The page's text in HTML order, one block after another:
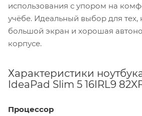
использования с упором на
учёбе. Идеальный выбор для тех,
большой экран и хорошая
корпусе.
Характеристики
IdeaPad Slim 5 16IRL9
Процессор